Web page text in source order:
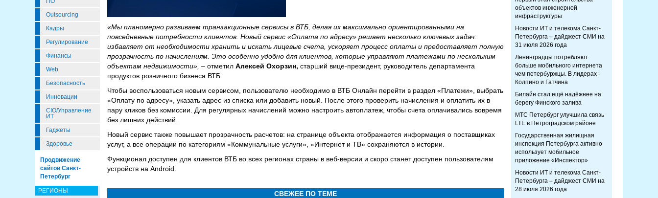
Outsourcing
Кадры
Регулирование
Финансы
Web
Безопасность
Инновации
CIO/Управление
ИТ
Гаджеты
Здоровье
Продвижение
сайтов Санкт-
Петербург
РЕГИОНЫ
«Мы планомерно развиваем транзакционные сервисы в ВТБ, делая их максимально ориентированными на
повседневные потребности клиентов. Новый сервис «Оплата по адресу» решает несколько ключевых задач:
избавляет от необходимости хранить и искать лицевые счета, ускоряет процесс оплаты и предоставляет полную
прозрачность по начислениям. Это особенно удобно для клиентов, которые управляют платежами по нескольким
объектам недвижимости», – отметил Алексей Охорзин, старший вице-президент, руководитель департамента
продуктов розничного бизнеса ВТБ.
Чтобы воспользоваться новым сервисом, пользователю необходимо в ВТБ Онлайн перейти в раздел «Платежи», выбрать
«Оплату по адресу», указать адрес из списка или добавить новый. После этого проверить начисления и оплатить их в
пару кликов без комиссии. Для регулярных начислений можно настроить автоплатеж, чтобы счета оплачивались вовремя
без лишних действий.
Новый сервис также повышает прозрачность расчетов: на странице объекта отображается информация о поставщиках
услуг, а все операции по категориям «Коммунальные услуги», «Интернет и ТВ» сохраняются в истории.
Функционал доступен для клиентов ВТБ во всех регионах страны в веб-версии и скоро станет доступен пользователям
устройств на Android.
СВЕЖЕЕ ПО ТЕМЕ
объектов инженерной
инфраструктуры
Новости ИТ и телекома Санкт-
Петербурга – дайджест СМИ на
31 июля 2026 года
Ленинградцы потребляют
больше мобильного интернета
чем петербуржцы. В лидерах -
Колпино и Гатчина
Билайн стал ещё надёжнее на
берегу Финского залива
МТС Петербург улучшила связь
LTE в Петроградском районе
Государственная жилищная
инспекция Петербурга активно
использует мобильное
приложение «Инспектор»
Новости ИТ и телекома Санкт-
Петербурга – дайджест СМИ на
28 июля 2026 года